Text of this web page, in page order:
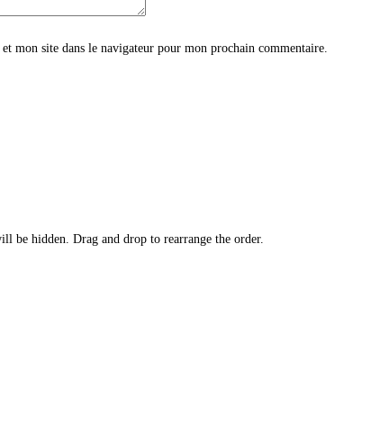
mon site dans le navigateur pour mon prochain commentaire.
be hidden. Drag and drop to rearrange the order.